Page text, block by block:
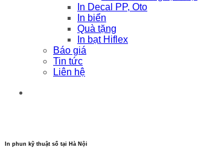
In Decal PP, Oto
In biển
Quà tặng
In bạt Hiflex
Báo giá
Tin tức
Liên hệ
In phun kỹ thuật số tại Hà Nội